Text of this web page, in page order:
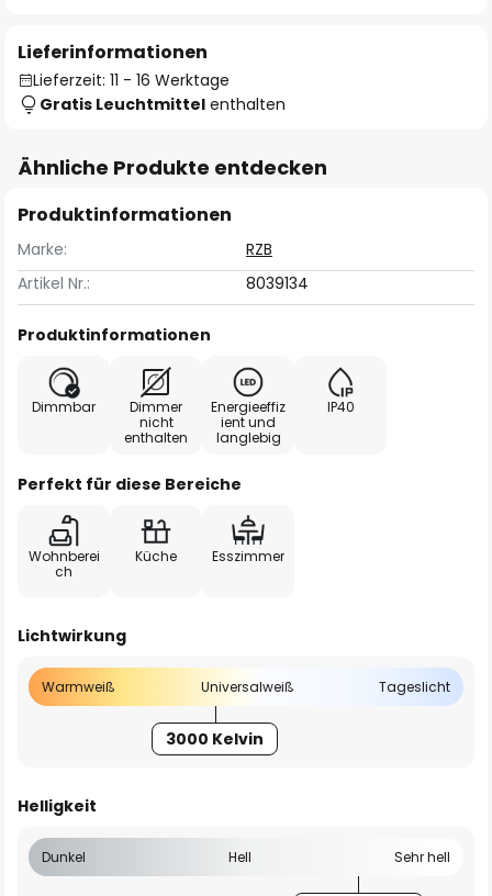
Lieferinformationen
Lieferzeit: 11 - 16 Werktage
Gratis Leuchtmittel enthalten
Ähnliche Produkte entdecken
Produktinformationen
Marke:
RZB
Artikel Nr.:
8039134
Produktinformationen
Dimmbar
Dimmer
nicht
enthalten
Energieeffiz
ient und
langlebig
IP40
Perfekt für diese Bereiche
Wohnberei
ch
Küche Esszimmer
Lichtwirkung
Warmweiß Universalweiß Tageslicht
3000 Kelvin
Helligkeit
Dunkel Hell Sehr hell